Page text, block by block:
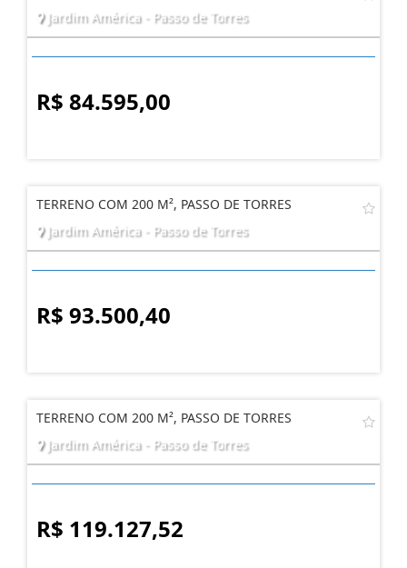
Jardim América - Passo de Torres
R$ 84.595,00
TERRENO COM 200 M², PASSO DE TORRES
Jardim América - Passo de Torres
R$ 93.500,40
TERRENO COM 200 M², PASSO DE TORRES
Jardim América - Passo de Torres
R$ 119.127,52